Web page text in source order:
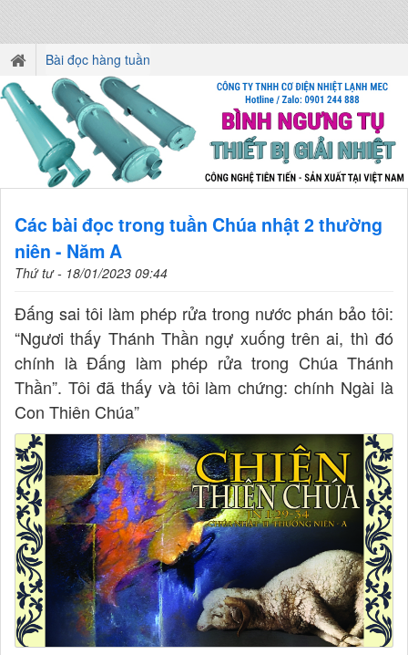
Bài đọc hàng tuần
Các bài đọc trong tuần Chúa nhật 2 thường
niên - Năm A
Thứ tư - 18/01/2023 09:44
Ðấng sai tôi làm phép rửa trong nước phán bảo tôi:
“Ngươi thấy Thánh Thần ngự xuống trên ai, thì đó
chính là Ðấng làm phép rửa trong Chúa Thánh
Thần”. Tôi đã thấy và tôi làm chứng: chính Ngài là
Con Thiên Chúa”